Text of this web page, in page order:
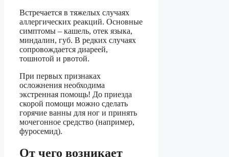
Встречается в тяжелых случаях
аллергических реакций. Основные
симптомы – кашель, отек языка,
миндалин, губ. В редких случаях
сопровождается диареей,
тошнотой и рвотой.
При первых признаках
осложнения необходима
экстренная помощь! До приезда
скорой помощи можно сделать
горячие ванны для ног и принять
мочегонное средство (например,
фуросемид).
От чего возникает